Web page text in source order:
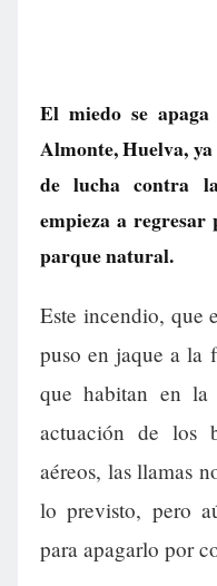
El miedo se
Almonte, Huelva,
de lucha contra
empieza a regresar
parque natural.
Este incendio, que
puso en jaque a la
que habitan en
actuación de los
aéreos, las llamas
lo previsto, pero
para apagarlo por